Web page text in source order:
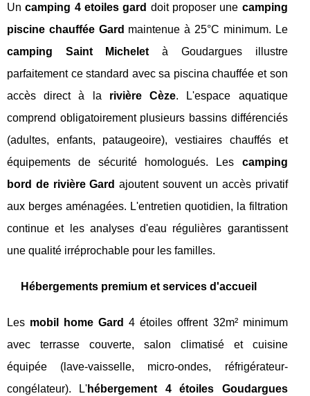
Uncamping 4 etoiles gard doit proposer une camping
piscine chauffée Gard maintenue à 25°C minimum. Le
camping Saint Michelet à Goudargues illustre
parfaitement ce standard avec sa piscina chauffée et son
accès direct à la rivière Cèze. L'espace aquatique
comprend obligatoirement plusieurs bassins différenciés
(adultes, enfants, pataugeoire), vestiaires chauffés et
équipements de sécurité homologués. Les camping
bord de rivière Gard ajoutent souvent un accès privatif
aux berges aménagées. L'entretien quotidien, la filtration
continue et les analyses d'eau régulières garantissent
une qualité irréprochable pour les familles.
Hébergements premium et services d'accueil
Les mobil home Gard 4 étoiles offrent 32m² minimum
avec terrasse couverte, salon climatisé et cuisine
équipée (lave-vaisselle, micro-ondes, réfrigérateur-
congélateur). L'hébergement 4 étoiles Goudargues